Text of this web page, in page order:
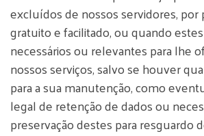
excluídos de nossos servidores,
gratuito e facilitado, ou quando
necessários ou relevantes para lhe
nossos serviços, salvo se houver
para a sua manutenção, como
legal de retenção de dados ou
preservação destes para resguardo